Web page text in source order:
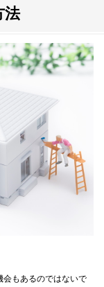
きは内容の違いに
う！
法
会もあるのではないで